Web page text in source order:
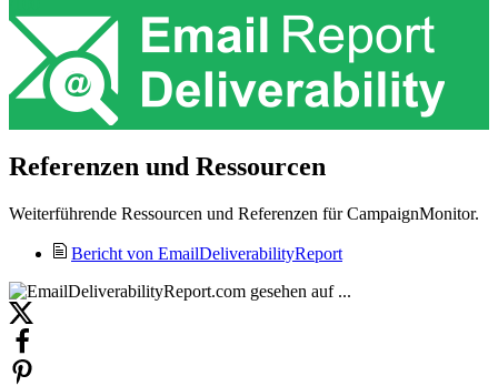
Referenzen und Ressourcen
Weiterführende Ressourcen und Referenzen für CampaignMonitor.
Bericht von EmailDeliverabilityReport